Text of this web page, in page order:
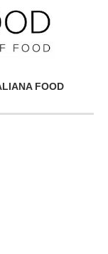
FOOD